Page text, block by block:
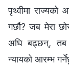
पृथ्वीमा
गर्छौ? जब मेरा
अघि बढ्छन्, तब
न्यायको आरम्भ